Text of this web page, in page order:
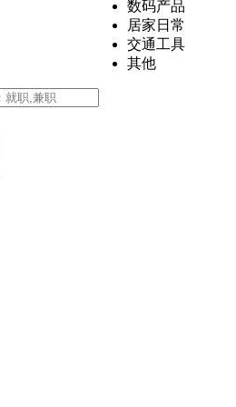
数码产品
居家日常
交通工具
其他